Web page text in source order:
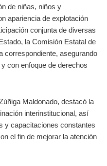
de niñas, niños y
apariencia de explotación
conjunta de diversas
la Comisión Estatal de
correspondiente, asegurando
con enfoque de derechos
Maldonado, destacó la
interinstitucional, así
y capacitaciones constantes
el fin de mejorar la atención